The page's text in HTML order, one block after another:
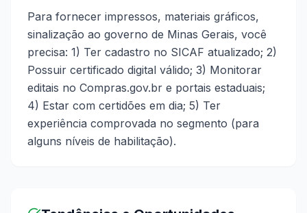
Para fornecer impressos, materiais gráficos,
sinalização ao governo de Minas Gerais, você
precisa: 1) Ter cadastro no SICAF atualizado; 2)
Possuir certificado digital válido; 3) Monitorar
editais no Compras.gov.br e portais estaduais;
4) Estar com certidões em dia; 5) Ter
experiência comprovada no segmento (para
alguns níveis de habilitação).